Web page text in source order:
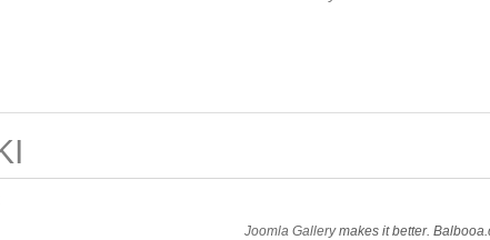
Joomla Gallerymakes it better.